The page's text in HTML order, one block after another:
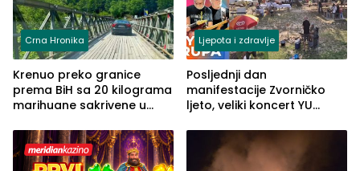
Crna Hronika
Krenuo preko granice
prema BiH sa 20 kilograma
marihuane sakrivene u
Ljepota i zdravlje
Posljednji dan
manifestacije Zvorničko
ljeto, veliki koncert YU
ove godine